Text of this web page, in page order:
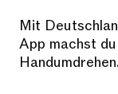
Mit
App machst
Handumdrehen.